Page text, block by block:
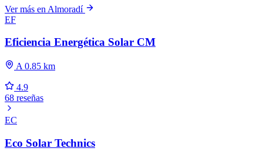
Ver más en Almoradí
EF
Eficiencia Energética Solar CM
A 0.85 km
4.9
68 reseñas
EC
Eco Solar Technics